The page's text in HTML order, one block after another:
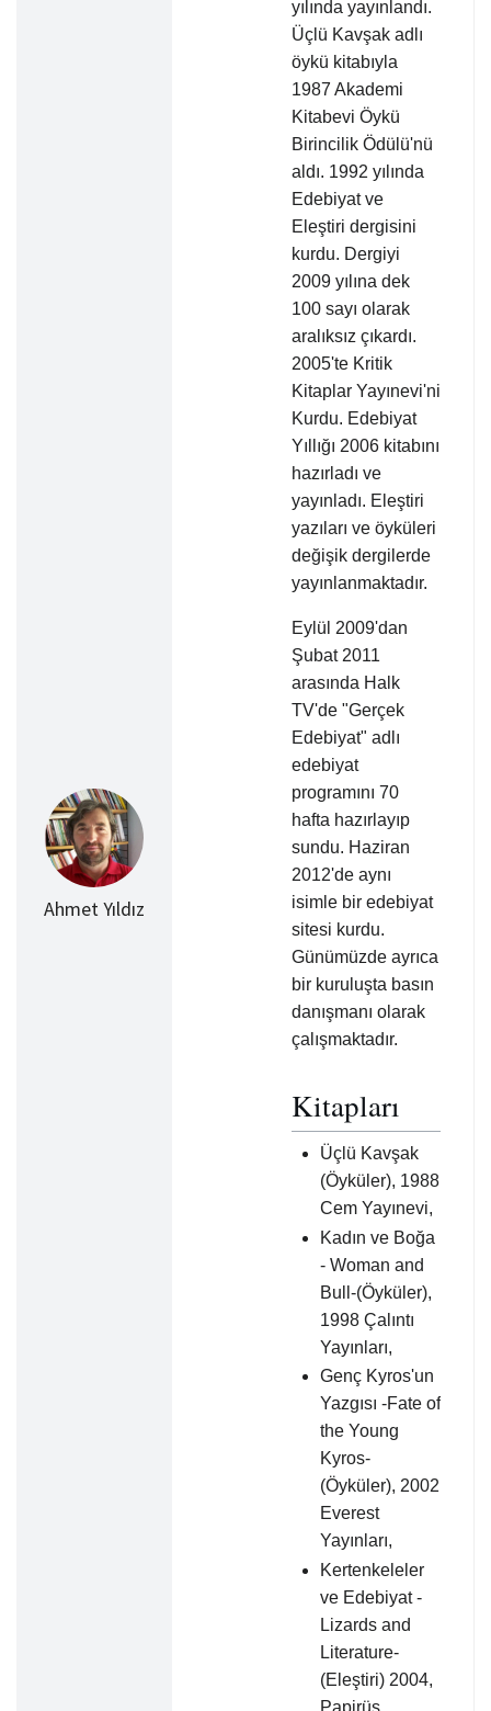
Ahmet Yıldız
yılında yayınlandı.
Üçlü Kavşak adlı
öykü kitabıyla
1987 Akademi
Kitabevi Öykü
Birincilik Ödülü'nü
aldı. 1992 yılında
Edebiyat ve
Eleştiri dergisini
kurdu. Dergiyi
2009 yılına dek
100 sayı olarak
aralıksız çıkardı.
2005'te Kritik
Kitaplar Yayınevi'ni
Kurdu. Edebiyat
Yıllığı 2006 kitabını
hazırladı ve
yayınladı. Eleştiri
yazıları ve öyküleri
değişik dergilerde
yayınlanmaktadır.
Eylül 2009'dan
Şubat 2011
arasında Halk
TV'de "Gerçek
Edebiyat" adlı
edebiyat
programını 70
hafta hazırlayıp
sundu. Haziran
2012'de aynı
isimle bir edebiyat
sitesi kurdu.
Günümüzde ayrıca
bir kuruluşta basın
danışmanı olarak
çalışmaktadır.
Kitapları
Üçlü Kavşak
(Öyküler), 1988
Cem Yayınevi,
Kadın ve Boğa
- Woman and
Bull-(Öyküler),
1998 Çalıntı
Yayınları,
Genç Kyros'un
Yazgısı -Fate of
the Young
Kyros-
(Öyküler), 2002
Everest
Yayınları,
Kertenkeleler
ve Edebiyat -
Lizards and
Literature-
(Eleştiri) 2004,
Papirüs